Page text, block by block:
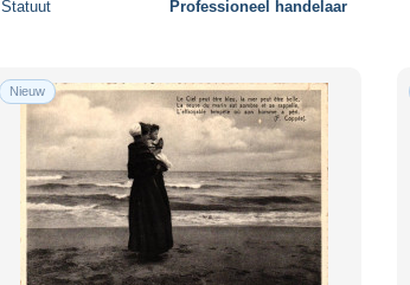
Statuut Professioneel handelaar
Nieuw